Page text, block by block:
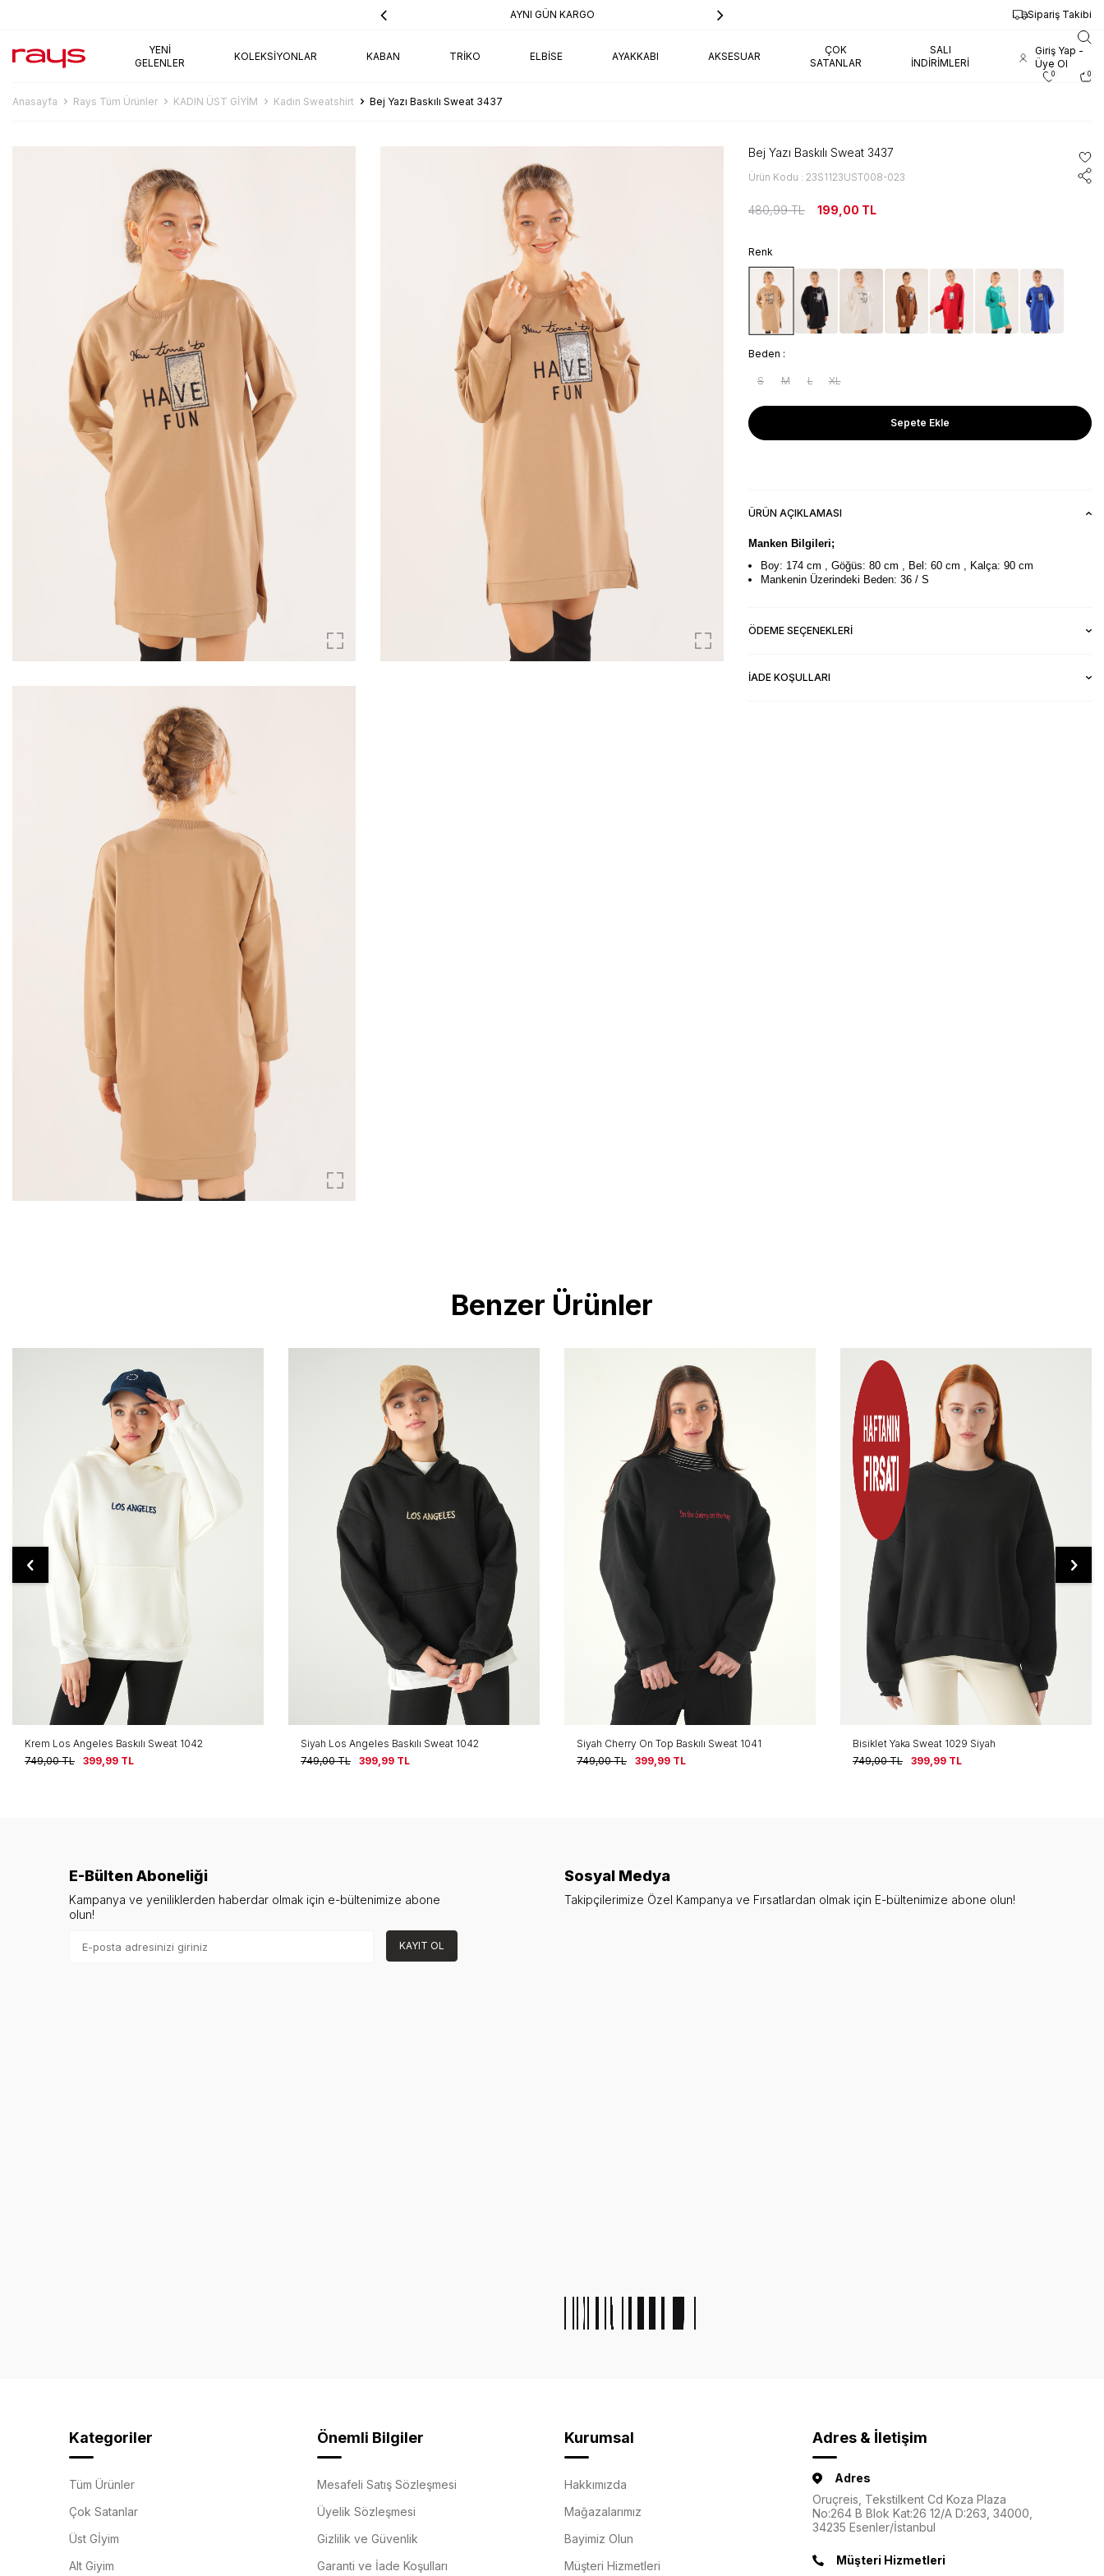
AYNI GÜN KARGO Sipariş Takibi
YENI
GELENLER
KOLEKSIYONLAR KABAN TRIKO ELBISE AYAKKABI AKSESUAR
ÇOK
SATANLAR
SALI
İNDIRIMLERI
Giriş Yap -
Üye Ol
0 0
Anasayfa Rays Tüm Ürünler KADIN ÜST GİYİM Kadın Sweatshirt Bej Yazı Baskılı Sweat 3437
Bej Yazı Baskılı Sweat 3437
Ürün Kodu : 23S1123UST008-023
480,99TL 199,00 TL
Renk
Beden :
S M L XL
Sepete Ekle
ÜRÜN AÇIKLAMASI
Manken Bilgileri;
Boy: 174 cm , Göğüs: 80 cm , Bel: 60 cm , Kalça: 90 cm
Mankenin Üzerindeki Beden: 36 / S
ÖDEME SEÇENEKLERI
İADE KOŞULLARI
Benzer Ürünler
Siyah Los Angeles Baskılı Sweat 1042
749,00TL 399,99 TL
Siyah Cherry On Top Baskılı Sweat 1041
749,00TL 399,99 TL
Bisiklet Yaka Sweat 1029 Siyah
749,00TL 399,99 TL
Ekru California Baskılı Sweat 1403
749,00TL 399,99 TL
E-Bülten Aboneliği
Kampanya ve yeniliklerden haberdar olmak için e-bültenimize abone
olun!
KAYIT OL
Sosyal Medya
Takipçilerimize Özel Kampanya ve Fırsatlardan olmak için E-bültenimize abone olun!
Kategoriler
Tüm Ürünler
Çok Satanlar
Üst Gİyim
Alt Giyim
Önemli Bilgiler
Mesafeli Satış Sözleşmesi
Üyelik Sözleşmesi
Gizlilik ve Güvenlik
Garanti ve İade Koşulları
Kurumsal
Hakkımızda
Mağazalarımız
Bayimiz Olun
Müşteri Hizmetleri
Adres & İletişim
Adres
Oruçreis, Tekstilkent Cd Koza Plaza
No:264 B Blok Kat:26 12/A D:263, 34000,
34235 Esenler/İstanbul
Müşteri Hizmetleri